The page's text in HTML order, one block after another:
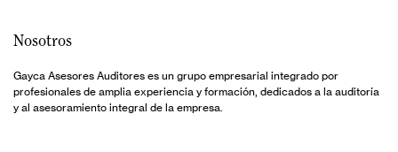
Nosotros
Gayca Asesores Auditores es un grupo empresarial integrado por
profesionales de amplia experiencia y formación, dedicados a la auditoría
y al asesoramiento integral de la empresa.